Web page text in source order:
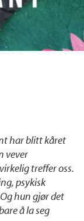
har blitt kåret
vever
treffer oss.
psykisk
hun gjør det
å la seg